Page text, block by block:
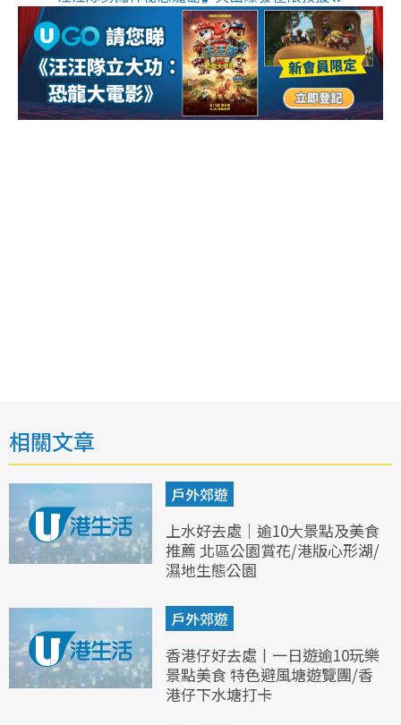
相關文章
戶外郊遊
上水好去處｜逾10大景點及美食
推薦 北區公園賞花/港版心形湖/
濕地生態公園
戶外郊遊
香港仔好去處丨一日遊逾10玩樂
景點美食 特色避風塘遊覽團/香
港仔下水塘打卡